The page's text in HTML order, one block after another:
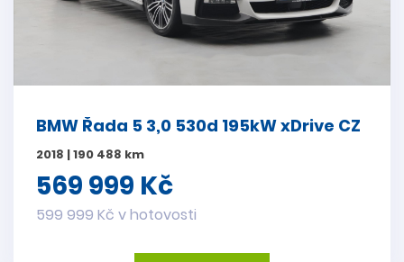
BMW Řada 5 3,0 530d 195kW xDrive CZ
2018 | 190 488 km
569 999 Kč
599 999 Kč v hotovosti